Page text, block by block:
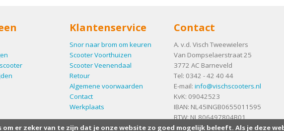
Klantenservice
Snor naar brom om keuren
Scooter Voorthuizen
Scooter Veenendaal
Retour
Algemene voorwaarden
Contact
Werkplaats
Contact
A. v.d. Visch Tweewielers
Van Dompselaerstraat 25
3772 AC Barneveld
Tel: 0342 - 42 40 44
E-mail: info@vischscooters.nl
KvK: 09042523
IBAN: NL45INGB0655011595
BTW: NL806497804B01
om er zeker van te zijn dat je onze website zo goed mogelijk beleeft. Als je deze